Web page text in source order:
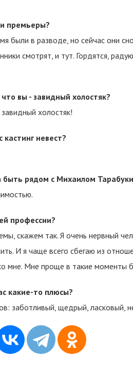
премьеры?
были в разводе, но сейчас они
смотрят, и тут. Гордятся,
вы - завидный холостяк?
холостяк!
невест?
рядом с Михаилом
профессии?
скажем так. Я очень нервный
И я чаще всего сбегаю из
мне. Мне проще в такие моменты
какие-то плюсы?
заботливый, щедрый, ласковый,